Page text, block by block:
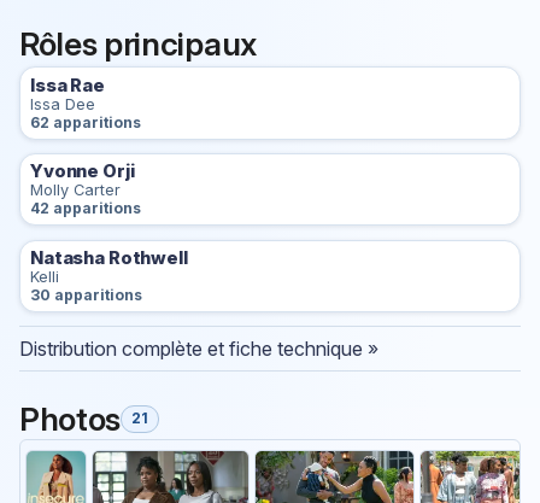
Rôles principaux
Issa Rae
Issa Dee
62 apparitions
Yvonne Orji
Molly Carter
42 apparitions
Natasha Rothwell
Kelli
30 apparitions
Distribution complète et fiche technique »
Photos 21